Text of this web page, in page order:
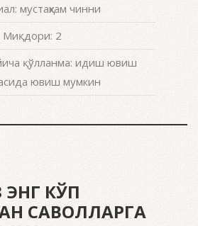
мустаҳкам чинни
Миқдори: 2
қўлланма: идиш ювиш
ювиш мумкин
ЭНГ КЎП
САВОЛЛАРГА